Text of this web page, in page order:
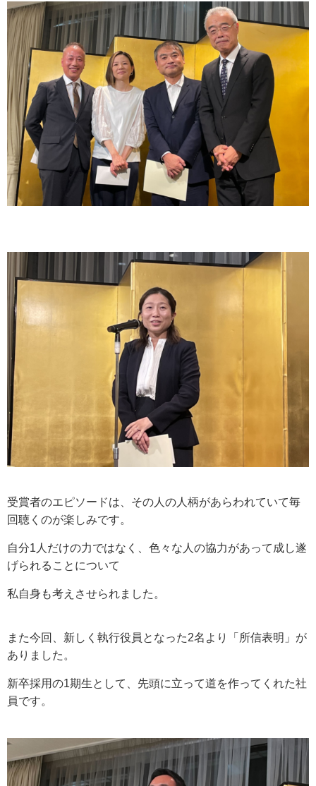
受賞者のエピソードは、その人の人柄があらわれていて毎
回聴くのが楽しみです。
自分1人だけの力ではなく、色々な人の協力があって成し遂
げられることについて
私自身も考えさせられました。
また今回、新しく執行役員となった2名より「所信表明」が
ありました。
新卒採用の1期生として、先頭に立って道を作ってくれた社
員です。